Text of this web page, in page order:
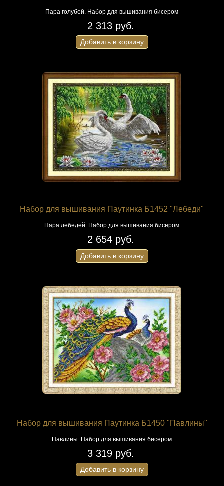
Пара голубей. Набор для вышивания бисером
2 313 руб.
Добавить в корзину
Набор для вышивания Паутинка Б1452 "Лебеди"
Пара лебедей. Набор для вышивания бисером
2 654 руб.
Добавить в корзину
Набор для вышивания Паутинка Б1450 "Павлины"
Павлины. Набор для вышивания бисером
3 319 руб.
Добавить в корзину